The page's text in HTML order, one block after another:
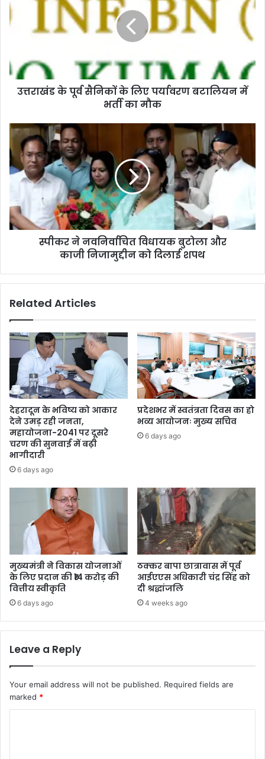
उत्तराखंड के पूर्व सैनिकों के लिए पर्यावरण बटालियन में
भर्ती का मौक
स्पीकर ने नवनिर्वाचित विधायक बुटोला और
काजी निजामुद्दीन को दिलाई शपथ
Related Articles
देहरादून के भविष्य को आकार
देने उमड़ रही जनता,
महायोजना-2041 पर दूसरे
चरण की सुनवाई में बढ़ी
भागीदारी
6 days ago
प्रदेशभर में स्वतंत्रता दिवस का हो
भव्य आयोजनः मुख्य सचिव
6 days ago
मुख्यमंत्री ने विकास योजनाओं
के लिए प्रदान की ₹14 करोड़ की
वित्तीय स्वीकृति
6 days ago
ठक्कर बापा छात्रावास में पूर्व
आईएएस अधिकारी चंद्र सिंह को
दी श्रद्धांजलि
4 weeks ago
Leave a Reply
Your email address will not be published. Required fields are
marked *